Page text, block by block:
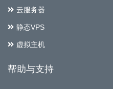
云服务器
静态VPS
虚拟主机
帮助与支持